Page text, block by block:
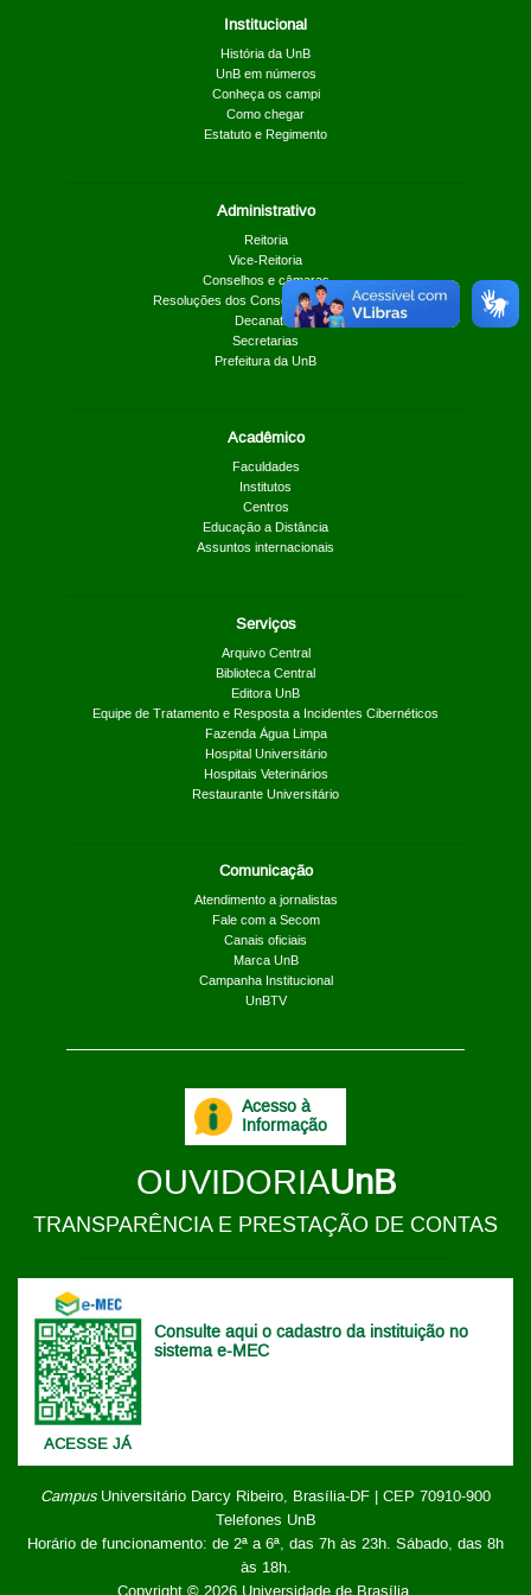
Institucional
História da UnB
UnB em números
Conheça os campi
Como chegar
Estatuto e Regimento
Administrativo
Reitoria
Vice-Reitoria
Conselhos e câmaras
Resoluções dos Conselhos Superiores
Decanatos
Secretarias
Prefeitura da UnB
Acadêmico
Faculdades
Institutos
Centros
Educação a Distância
Assuntos internacionais
Serviços
Arquivo Central
Biblioteca Central
Editora UnB
Equipe de Tratamento e Resposta a Incidentes Cibernéticos
Fazenda Água Limpa
Hospital Universitário
Hospitais Veterinários
Restaurante Universitário
Comunicação
Atendimento a jornalistas
Fale com a Secom
Canais oficiais
Marca UnB
Campanha Institucional
UnBTV
ACESSE JÁ
Consulte aqui o cadastro da instituição no
sistema e-MEC
CampusUniversitário Darcy Ribeiro, Brasília-DF | CEP 70910-900
Telefones UnB
Horário de funcionamento: de 2ª a 6ª, das 7h às 23h. Sábado, das 8h
às 18h.
Copyright © 2026 Universidade de Brasília
Acesso à
Informação
OUVIDORIAUnB
TRANSPARÊNCIA E PRESTAÇÃO DE CONTAS